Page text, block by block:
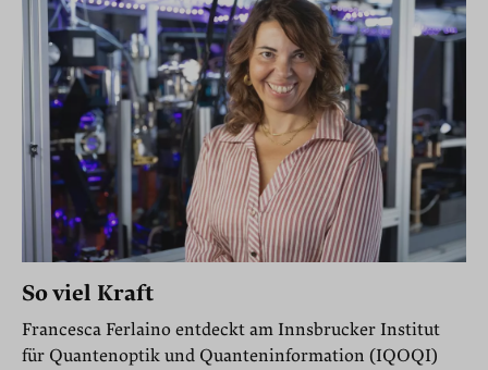
Gesundheit
So viel Kraft
Francesca Ferlaino entdeckt am Innsbrucker Institut
für Quantenoptik und Quanteninformation (IQOQI)